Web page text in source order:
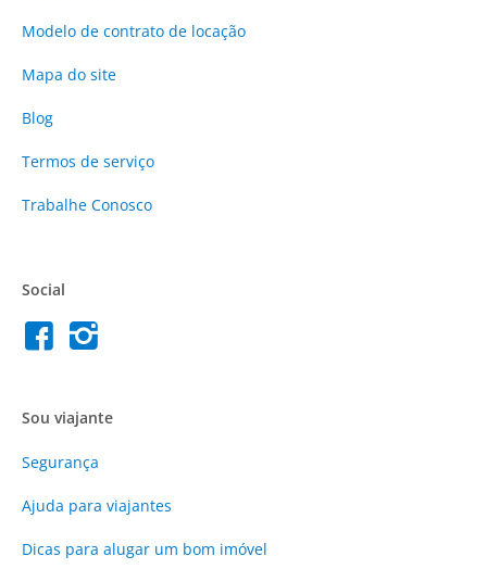
Modelo de contrato de locação
Mapa do site
Blog
Termos de serviço
Trabalhe Conosco
Social
Sou viajante
Segurança
Ajuda para viajantes
Dicas para alugar um bom imóvel